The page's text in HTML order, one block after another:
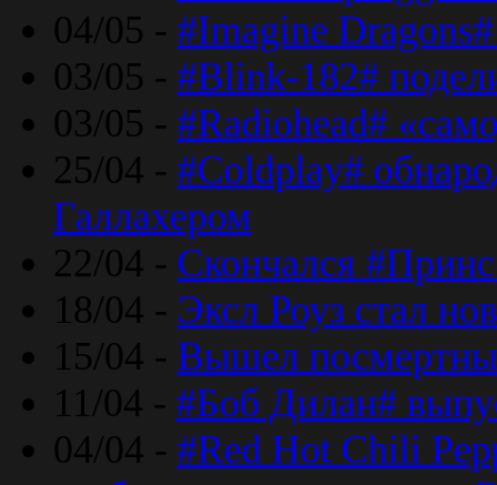
04/05 - #Imagine
03/05 - #Blink-182#
03/05 - #Radiohead#
25/04 - #Coldplay#
Галлахером
22/04 - Скончался
18/04 - Эксл Роуз стал
15/04 - Вышел
11/04 - #Боб Дилан#
04/04 - #Red Hot Chili